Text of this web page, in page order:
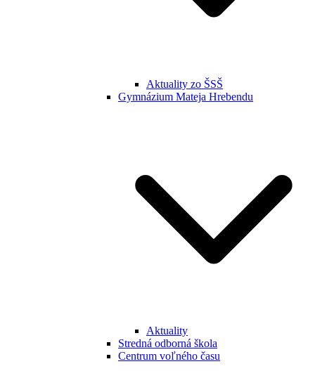
Aktuality zo ŠSŠ
Gymnázium Mateja Hrebendu
Aktuality
Stredná odborná škola
Centrum voľného času